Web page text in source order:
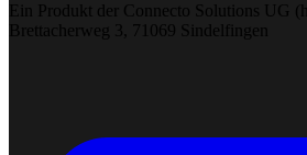
Ein Produkt der Connecto Solutions UG
Brettacherweg 3, 71069 Sindelfingen